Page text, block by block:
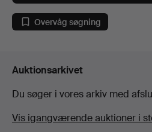
Overvåg søgning
Auktionsarkivet
Du søger i vores arkiv med
Vis igangværende auktioner i